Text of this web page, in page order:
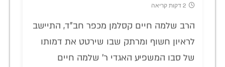
2 דקות קריאה
הרב שלמה חיים קסלמן מכפר חב"ד, התיישב
לראיון חשוף ומרתק שבו שירטט את דמותו
של סבו המשפיע האגדי ר' שלמה חיים